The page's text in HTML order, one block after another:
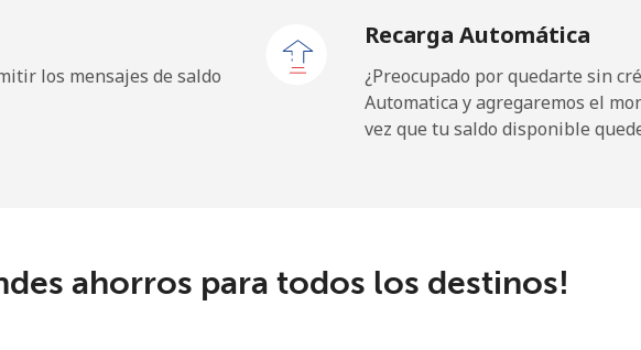
los mensajes de saldo
Recarga Automática
¿Preocupado por quedarte sin
Automatica y agregaremos el
vez que tu saldo disponible
ahorros para todos los destinos!